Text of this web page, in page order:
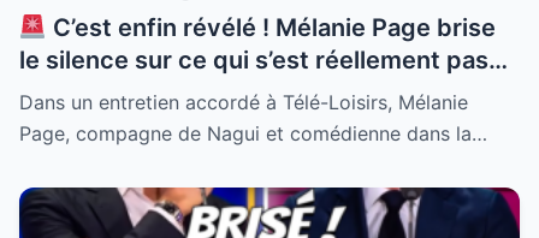
C’est enfin révélé ! Mélanie Page brise
le silence sur ce qui s’est réellement passé
en coulisses avec Natasha St-Pier. Alors
que tout le monde s’interrogeait sur
culte, la compagne de Nagui a lâché une
phrase qui en dit long sur leur relation loin
Dans un entretien accordé à Télé-Loisirs, Mélanie
Page, compagne de Nagui et comédienne dans la…